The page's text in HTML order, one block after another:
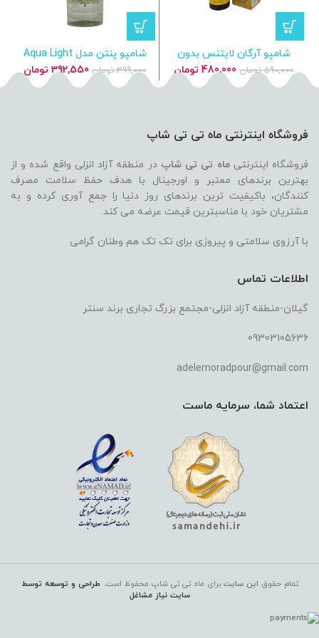
شامپو آرگان لایتنس بدون
سولفات 1000 میل590,000 تومان قیمت
اصلی
480,000 تومان
فعلی
شامپو پنتن مدل Aqua Light
مخصوص موهای چرب399,000 تومان قیمت
اصلی
392,550 تومان
فعلی
فروشگاه اینترنتی ماه تی تی شاپ
فروشگاه اینترنتیماه تی تی شاپ در منطقه آزاد انزلی واقع شده و از
بهترین برندهای معتبر و اورجینال با هدف حفظ سلامت مصرف
کنندگان، باکیفیت ترین برندهای روز دنیا را جمع آوری کرده و به
مشتریان خود با مناسبترین قیمت عرضه می کند.
با آرزوی سلامتی و پیروزی برای تک تک هم وطنان گرامی
اطلاعات تماس
گیلان-منطقه آزاد انزلی-مجتمع بزرگ تجاری برند سنتر
09303105636
adelemoradpour@gmail.com
اعتماد شما، سرمایه ماست
تمام حقوق این سایتبرای ماه تی تی شاپ محفوظ است.طراحی و توسعه توسط
سایت نیاز مشاغل